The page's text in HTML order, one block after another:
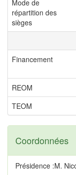
Mode de
répartition des
sièges
Financement
REOM
TEOM
Coordonnées
Présidence :M.